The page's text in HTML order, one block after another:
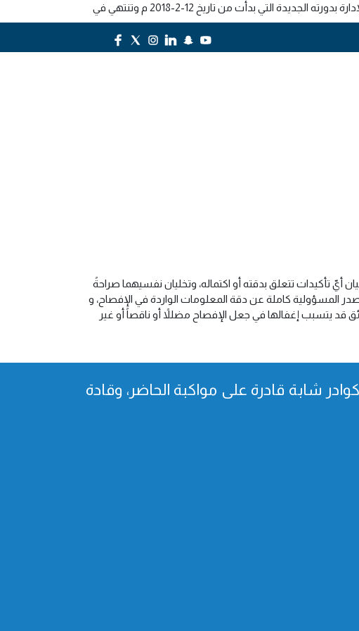
تعلن شركة الخليج للتدريب والتعليم أنه في يوم الثلاثاء 27-5-1439هــ الموافق 13-2-2018م عُقِدَ الاجتماع الأول لمجلس الإدارة بدورته الجديدة التي بدأت من تاريخ 12-2-2018 م وتنتهي في
تأكيدات تتعلق بدقته أو اكتماله، وتخليان نفسيهما صراحةً
المسؤولية كاملة عن دقة المعلومات الواردة في الإفصاح، و
قد يتسبب إغفالها في جعل الإفصاح مضللاً أو ناقصاً أو غير
شابة قادرة على مواكبة الحاضر، وقادة